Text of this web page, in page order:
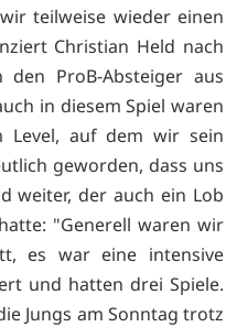
teilweise wieder einen
Christian Held nach
ProB-Absteiger aus
in diesem Spiel waren
auf dem wir sein
geworden, dass uns
weiter, der auch ein Lob
"Generell waren wir
es war eine intensive
und hatten drei Spiele.
Jungs am Sonntag trotz